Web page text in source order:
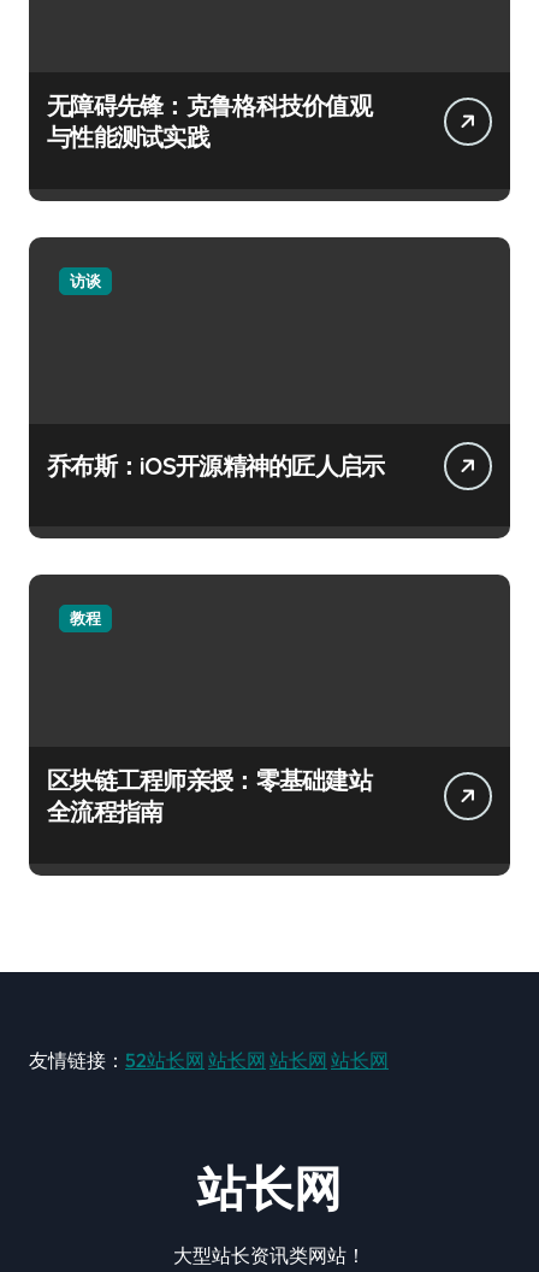
无障碍先锋：克鲁格科技价值观
与性能测试实践
访谈
乔布斯：iOS开源精神的匠人启示
教程
区块链工程师亲授：零基础建站
全流程指南
友情链接： 52站长网 站长网 站长网 站长网
站长网
大型站长资讯类网站！